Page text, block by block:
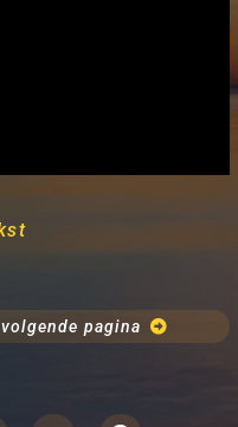
volgende pagina